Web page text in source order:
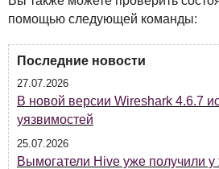
помощью следующей команды:
Последние новости
27.07.2026
В новой версии Wireshark 4.6.7
уязвимостей
25.07.2026
Вымогатели Hive уже получили